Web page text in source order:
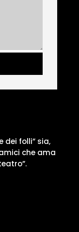
dei folli” sia,
che ama